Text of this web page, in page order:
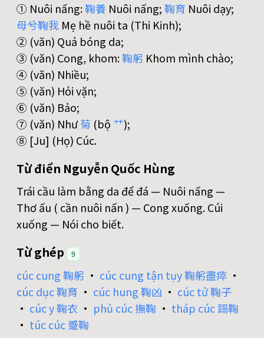
① Nuôi nấng:鞠養 Nuôi nấng;鞠育 Nuôi dạy;
母兮鞠我 Mẹ hề nuôi ta (Thi Kinh);
② (văn) Quả bóng da;
③ (văn) Cong, khom:鞠躬 Khom mình chào;
④ (văn) Nhiều;
⑤ (văn) Hỏi vặn;
⑥ (văn) Bảo;
⑦ (văn) Như菊 (bộ 艹);
⑧ [Ju] (Họ) Cúc.
Từ điển Nguyễn Quốc Hùng
Trái cầu làm bằng da để đá — Nuôi nấng —
Thơ ấu ( cần nuôi nấn ) — Cong xuống. Cúi
xuống — Nói cho biết.
Từ ghép 9
cúc cung 鞠躬 • cúc cung tận tụy 鞠躬盡瘁 •
cúc dục 鞠育 • cúc hung 鞠凶 • cúc tử 鞠子
• cúc y 鞠衣 • phủ cúc 撫鞠 • tháp cúc 蹋鞠
• túc cúc 蹙鞠